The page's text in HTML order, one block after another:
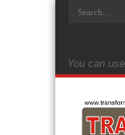
You can